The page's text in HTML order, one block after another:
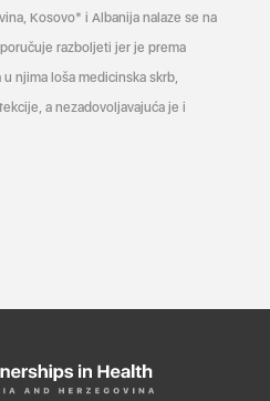
Kosovo* i Albanija nalaze se na
razboljeti jer je prema
njima loša medicinska skrb,
a nezadovoljavajuća je i